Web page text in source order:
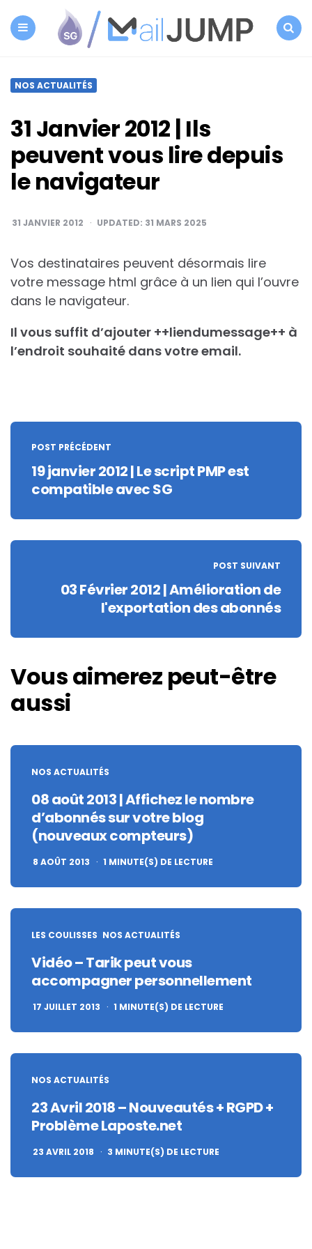
SG
Autorépondeur
NOS ACTUALITÉS
31 Janvier 2012 | Ils
peuvent vous lire depuis
le navigateur
31 JANVIER 2012 UPDATED: 31 MARS 2025
Vos destinataires peuvent désormais lire
votre message html grâce à un lien qui l’ouvre
dans le navigateur.
Il vous suffit d’ajouter ++liendumessage++ à
l’endroit souhaité dans votre email.
Post
navigation
POST PRÉCÉDENT
19 janvier 2012 | Le script PMP est
compatible avec SG
POST SUIVANT
03 Février 2012 | Amélioration de
l'exportation des abonnés
Vous aimerez peut-être
aussi
NOS ACTUALITÉS
08 août 2013 | Affichez le nombre
d’abonnés sur votre blog
(nouveaux compteurs)
8 AOÛT 2013 1 MINUTE(S) DE LECTURE
LES COULISSES NOS ACTUALITÉS
Vidéo – Tarik peut vous
accompagner personnellement
17 JUILLET 2013 1 MINUTE(S) DE LECTURE
NOS ACTUALITÉS
23 Avril 2018 – Nouveautés + RGPD +
Problème Laposte.net
23 AVRIL 2018 3 MINUTE(S) DE LECTURE